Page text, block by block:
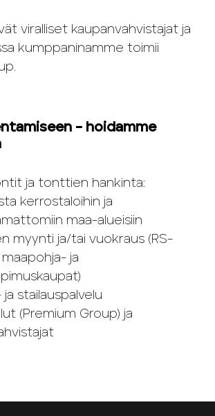
viralliset kaupanvahvistajat ja
kumppaninamme toimii
– hoidamme
ja tonttien hankinta:
kerrostaloihin ja
maa-alueisiin
myynti ja/tai vuokraus (RS-
ja
ja stailauspalvelu
(Premium Group) ja